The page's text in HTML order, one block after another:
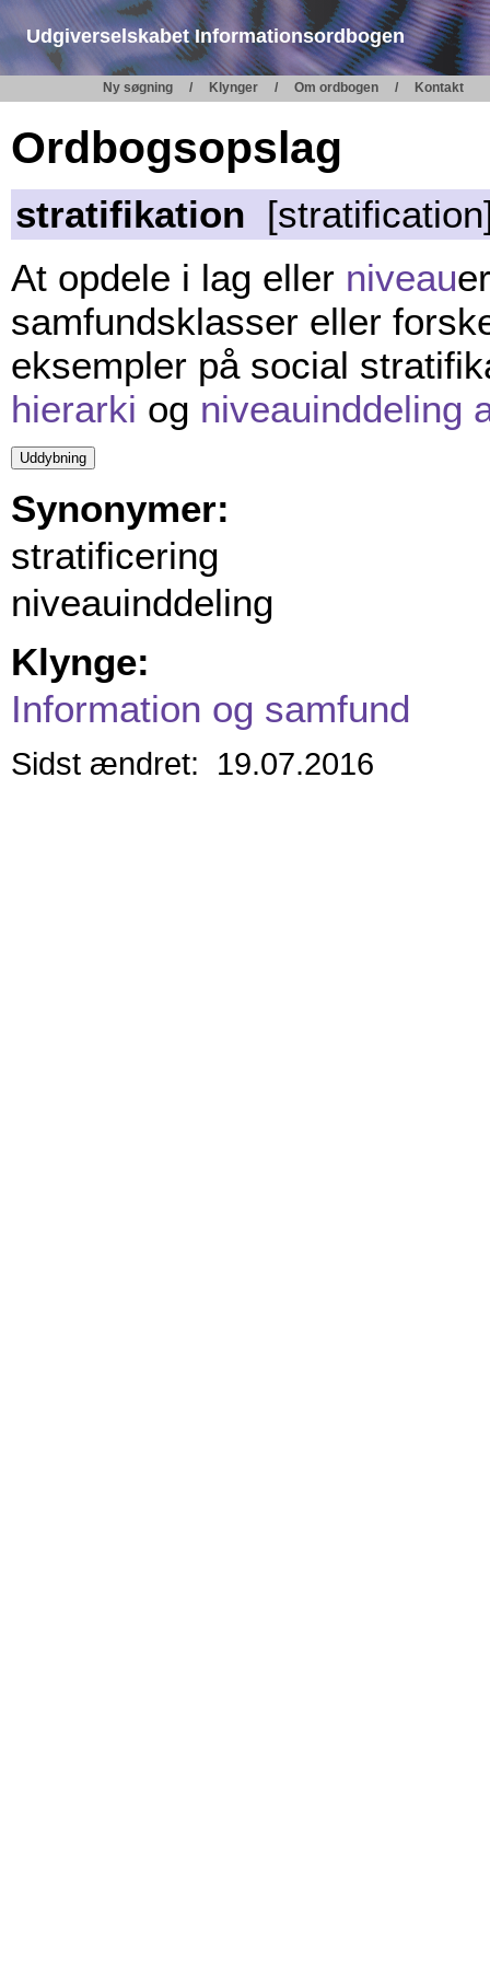
Udgiverselskabet Informationsordbogen
Ny søgning Klynger Om ordbogen Kontakt
Ordbogsopslag
stratifikation
At opdele i lag eller niveau
samfundsklasser eller
eksempler på social
hierarki og niveauinddeling
Synonymer:
stratificering
niveauinddeling
Klynge:
Information og samfund
Sidst ændret: 19.07.2016